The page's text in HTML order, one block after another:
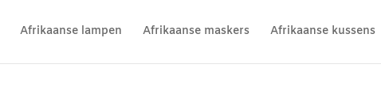
Afrikaanse lampen Afrikaanse maskers Afrikaanse kussens